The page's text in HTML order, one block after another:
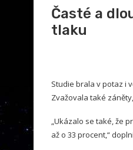
Časté a
tlaku
Studie brala v potaz i
Zvažovala také
„Ukázalo se také, že
až o 33 procent,“